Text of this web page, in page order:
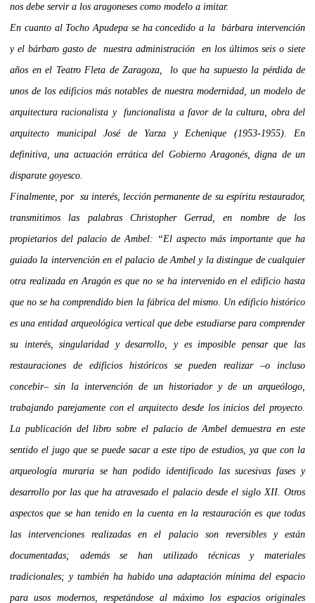
nos debe servir a los aragoneses como modelo a imitar.
En cuanto al Tocho Apudepa se ha concedido a la bárbara intervención
y el bárbaro gasto de nuestra administración en los últimos seis o siete
años en el Teatro Fleta de Zaragoza, lo que ha supuesto la pérdida de
unos de los edificios más notables de nuestra modernidad, un modelo de
arquitectura racionalista y funcionalista a favor de la cultura, obra del
arquitecto municipal José de Yarza y Echenique (1953-1955). En
definitiva, una actuación errática del Gobierno Aragonés, digna de un
disparate goyesco.
Finalmente, por su interés, lección permanente de su espíritu restaurador,
transmitimos las palabras Christopher Gerrad, en nombre de los
propietarios del palacio de Ambel: “El aspecto más importante que ha
guiado la intervención en el palacio de Ambel y la distingue de cualquier
otra realizada en Aragón es que no se ha intervenido en el edificio hasta
que no se ha comprendido bien la fábrica del mismo. Un edificio histórico
es una entidad arqueológica vertical que debe estudiarse para comprender
su interés, singularidad y desarrollo, y es imposible pensar que las
restauraciones de edificios históricos se pueden realizar –o incluso
concebir– sin la intervención de un historiador y de un arqueólogo,
trabajando parejamente con el arquitecto desde los inicios del proyecto.
La publicación del libro sobre el palacio de Ambel demuestra en este
sentido el jugo que se puede sacar a este tipo de estudios, ya que con la
arqueología muraria se han podido identificado las sucesivas fases y
desarrollo por las que ha atravesado el palacio desde el siglo XII. Otros
aspectos que se han tenido en la cuenta en la restauración es que todas
las intervenciones realizadas en el palacio son reversibles y están
documentadas; además se han utilizado técnicas y materiales
tradicionales; y también ha habido una adaptación mínima del espacio
para usos modernos, respetándose al máximo los espacios originales